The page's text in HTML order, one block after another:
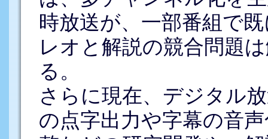
時放送が、一部番組で
レオと解説の競合問題
る。
さらに現在、デジタル
の点字出力や字幕の音